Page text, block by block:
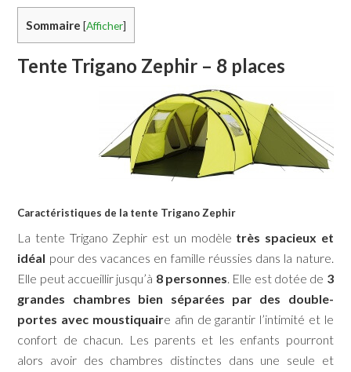
Sommaire [Afficher]
Tente Trigano Zephir – 8 places
Caractéristiques de la tente Trigano Zephir
La tente Trigano Zephir est un modèle très spacieux et
idéal pour des vacances en famille réussies dans la nature.
Elle peut accueillir jusqu’à 8 personnes. Elle est dotée de 3
grandes chambres bien séparées par des double-
portes avec moustiquaire afin de garantir l’intimité et le
confort de chacun. Les parents et les enfants pourront
alors avoir des chambres distinctes dans une seule et